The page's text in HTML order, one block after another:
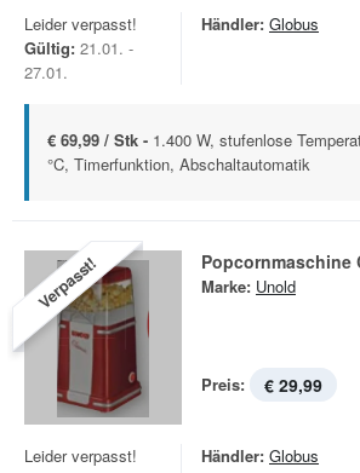
Leider verpasst!
Gültig: 21.01. -
27.01.
Händler: Globus
€ 69,99 / Stk - 1.400 W, stufenlose
°C, Timerfunktion, Abschaltautomatik
Verpasst! Popcornmaschine
Marke: Unold
Preis: € 29,99
Leider verpasst!
Händler: Globus